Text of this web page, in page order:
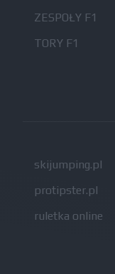
ZESPOŁY F1
TORY F1
skijumping.pl
protipster.pl
ruletka online